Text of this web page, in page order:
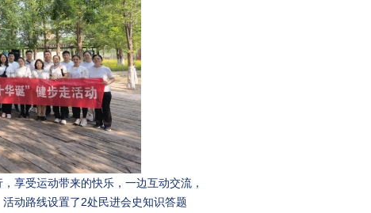
享受运动带来的快乐，一边互动交流，
动路线设置了2处民进会史知识答题